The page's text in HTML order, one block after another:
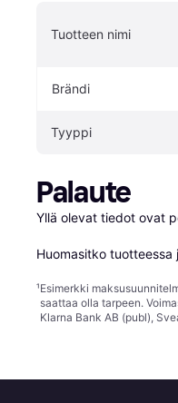
Tuotteen nimi
Brändi
Tyyppi
Palaute
Yllä olevat tiedot ovat
Huomasitko tuotteessa
¹Esimerkki
saattaa olla tarpeen.
Klarna Bank AB (publ),